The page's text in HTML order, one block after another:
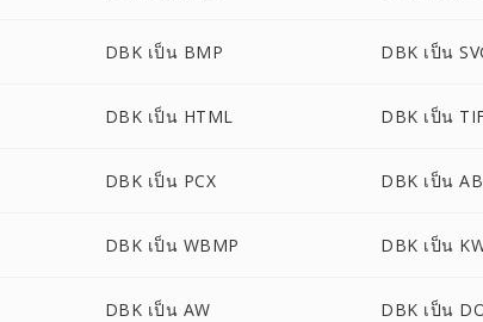
DBK เป็น BMP DBK เป็น
DBK เป็น HTML DBK เป็น
DBK เป็น PCX DBK เป็น
DBK เป็น WBMP DBK เป็น
DBK เป็น AW DBK เป็น